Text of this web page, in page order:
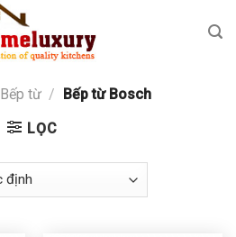
Bếp từ / Bếp từ Bosch
LỌC